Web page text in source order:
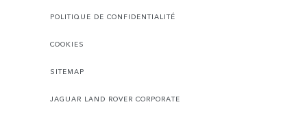
POLITIQUE DE CONFIDENTIALITÉ
COOKIES
SITEMAP
JAGUAR LAND ROVER CORPORATE